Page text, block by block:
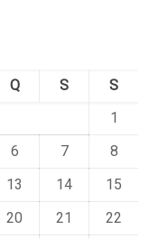
Q S
S
1
6 7
8
13 14
15
20 21
22